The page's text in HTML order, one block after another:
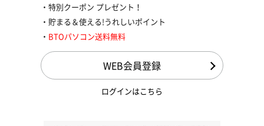
特別クーポン プレゼント！
貯まる＆使える!うれしいポイント
BTOパソコン送料無料
WEB会員登録
ログインはこちら